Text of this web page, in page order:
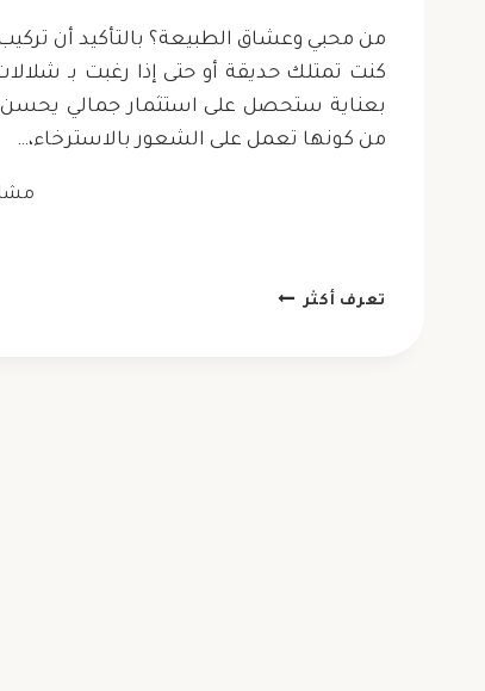
من محبي وعشاق الطبيعة؟ بالتأكيد أن
كنت تمتلك حديقة أو حتى إذا رغبت بـ
بعناية ستحصل على استثمار جمالي يحسن
من كونها تعمل على الشعور بالاسترخاء،…
تعرف أكثر تركيب
الوقت المحدد”
حمدان بن خالد
حي الرحبة